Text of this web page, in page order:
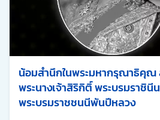
น้อมสำนึกในพระมหากรุณาธิคุณ
พระนางเจ้าสิริกิติ์ พระบรมราชินี
พระบรมราชชนนีพันปีหลวง